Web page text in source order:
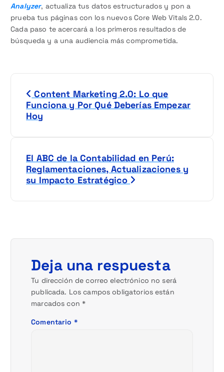
Analyzer, actualiza tus datos estructurados y pon a
prueba tus páginas con los nuevos Core Web Vitals 2.0.
Cada paso te acercará a los primeros resultados de
búsqueda y a una audiencia más comprometida.
i
Content Marketing 2.0: Lo que
Funciona y Por Qué Deberías Empezar
Hoy
El ABC de la Contabilidad en Perú:
Reglamentaciones, Actualizaciones y
su Impacto Estratégico
Deja una respuesta
Tu dirección de correo electrónico no será
publicada. Los campos obligatorios están
marcados con *
Comentario *